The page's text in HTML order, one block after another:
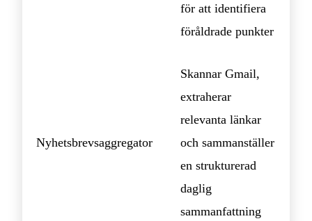
för att identifiera
föråldrade punkter
Nyhetsbrevsaggregator
Skannar Gmail,
extraherar
relevanta länkar
och sammanställer
en strukturerad
daglig
sammanfattning